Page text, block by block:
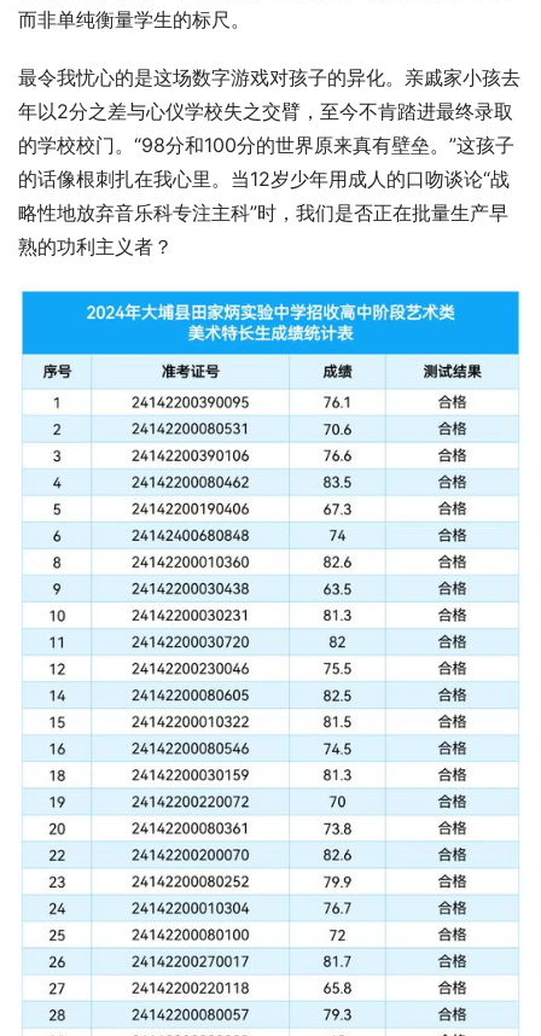
而非单纯衡量学生的标尺。
最令我忧心的是这场数字游戏对孩子的异化。亲戚家小孩去
年以2分之差与心仪学校失之交臂，至今不肯踏进最终录取
的学校校门。“98分和100分的世界原来真有壁垒。”这孩子
的话像根刺扎在我心里。当12岁少年用成人的口吻谈论“战
略性地放弃音乐科专注主科”时，我们是否正在批量生产早
熟的功利主义者？